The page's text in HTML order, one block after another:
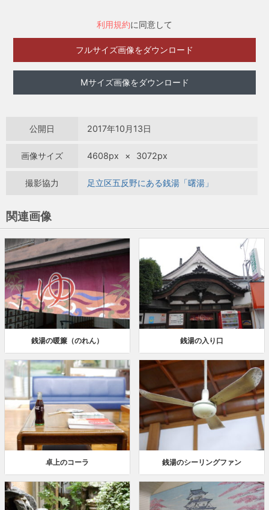
利用規約に同意して
フルサイズ画像をダウンロード
Mサイズ画像をダウンロード
公開日 2017年10月13日
画像サイズ 4608px × 3072px
撮影協力 足立区五反野にある銭湯「曙湯」
関連画像
銭湯の暖簾（のれん） 銭湯の入り口
卓上のコーラ 銭湯のシーリングファン